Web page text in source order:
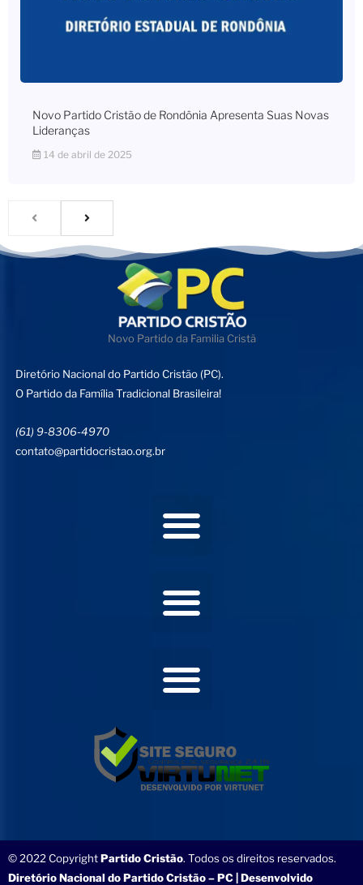
Novo Partido Cristão de Rondônia Apresenta Suas Novas
Lideranças
14 de abril de 2025
Novo Partido da Familia Cristã
Diretório Nacional do Partido Cristão (PC).
O Partido da Família Tradicional Brasileira!
(61) 9-8306-4970
contato@partidocristao.org.br
© 2022 CopyrightPartido Cristão. Todos os direitos reservados.
Diretório Nacional do Partido Cristão – PC | Desenvolvido